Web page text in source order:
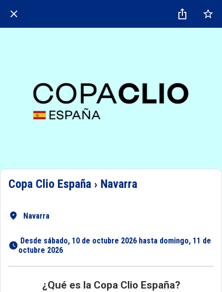
Copa Clio España › Navarra
Navarra
octubre 2026
¿Qué es la Copa Clio España?